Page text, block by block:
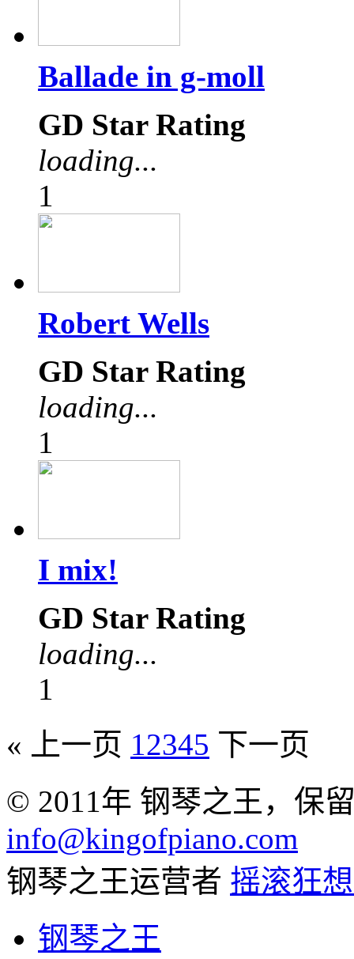
Ballade in g-moll
GD Star Rating
loading...
1
Robert Wells
GD Star Rating
loading...
1
I mix!
GD Star Rating
loading...
1
« 上一页 12345 下一页
© 2011年 钢琴之王，保
info@kingofpiano.com
钢琴之王运营者 摇滚狂
钢琴之王